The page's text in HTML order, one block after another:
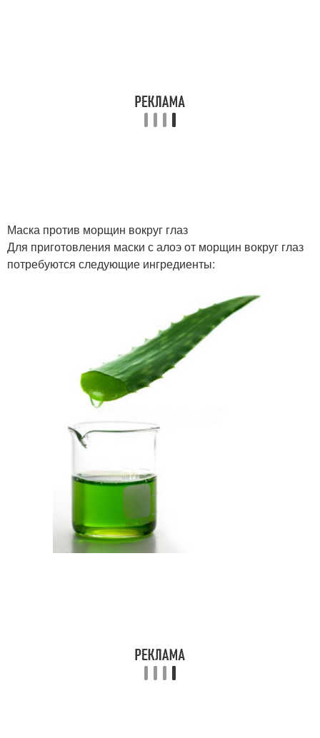
Маска против морщин вокруг глаз
Для приготовления маски с алоэ от морщин вокруг глаз
потребуются следующие ингредиенты: